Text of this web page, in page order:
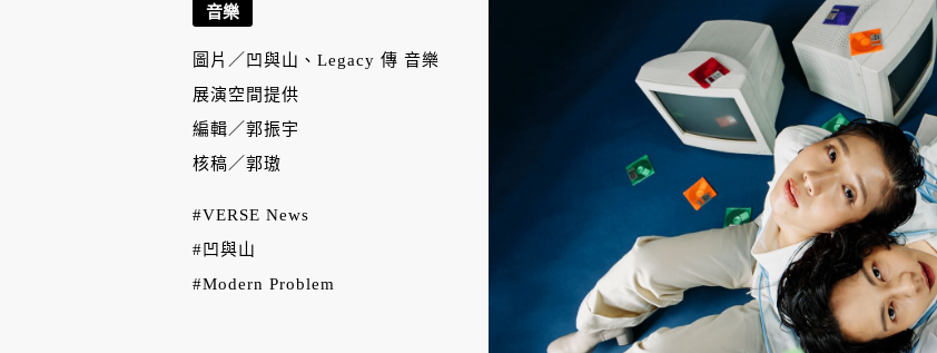
音樂
圖片／ 凹與山、Legacy 傳 音樂
展演空間提供
編輯／郭振宇
核稿／郭璈
#VERSE News
#凹與山
#Modern Problem